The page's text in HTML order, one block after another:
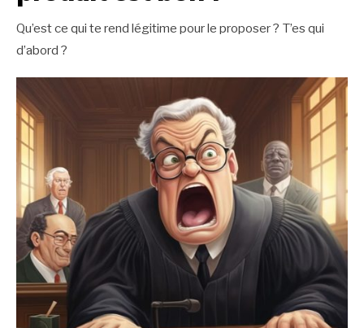
Qu’est ce qui te rend légitime pour le proposer ? T’es qui
d’abord ?